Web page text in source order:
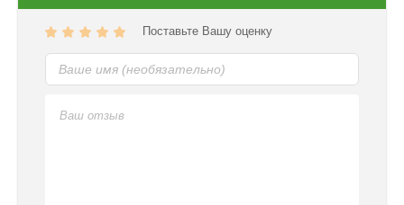
Поставьте Вашу оценку